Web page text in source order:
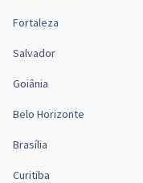
Fortaleza
Salvador
Goiânia
Belo Horizonte
Brasília
Curitiba